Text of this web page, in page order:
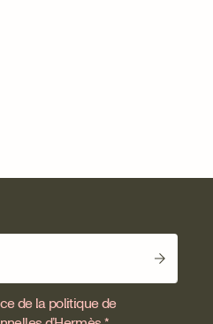
de la politique de